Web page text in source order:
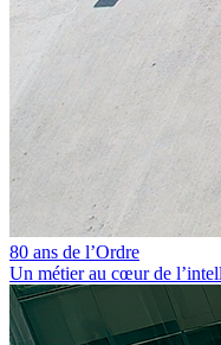
80 ans de l’Ordre
Un métier au cœur de